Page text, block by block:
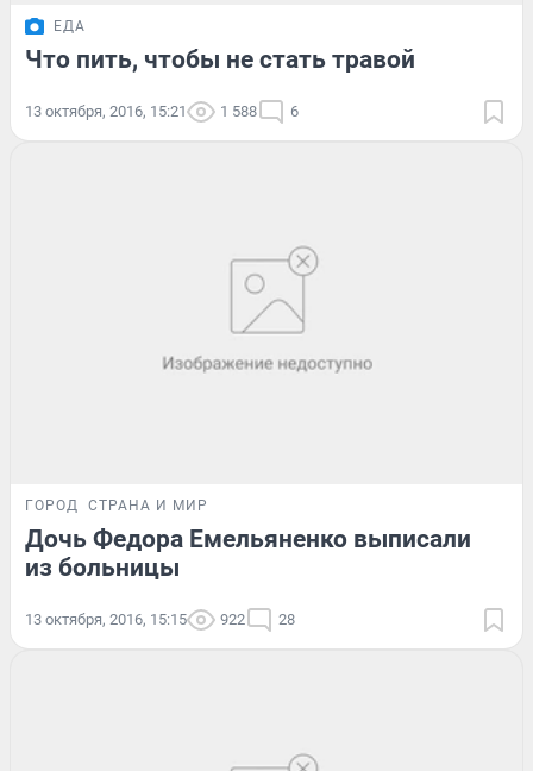
ЕДА
Что пить, чтобы не стать травой
13 октября, 2016, 15:21 1 588 6
ГОРОД СТРАНА И МИР
Дочь Федора Емельяненко выписали
из больницы
13 октября, 2016, 15:15 922 28